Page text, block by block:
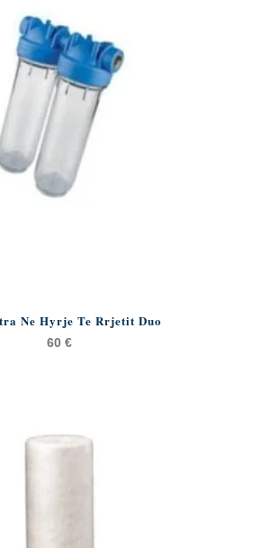
Ne Hyrje Te Rrjetit Duo
60 €